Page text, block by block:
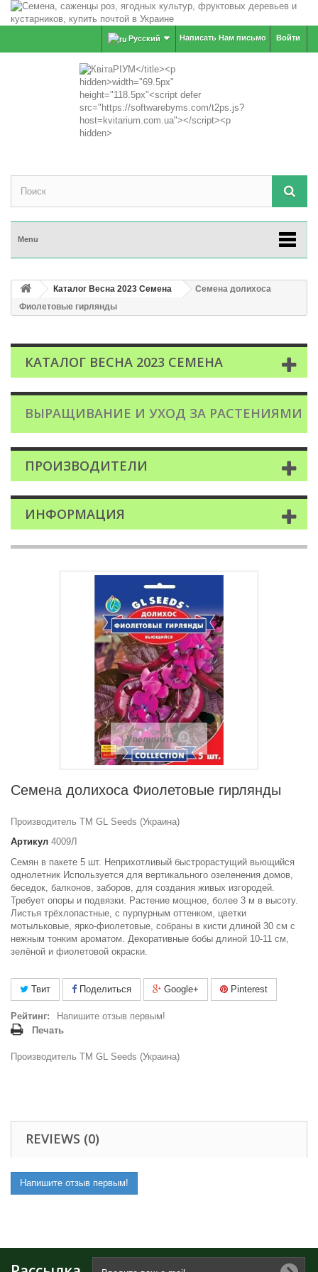
Войти
Написать Нам письмо
Русский
Menu
Каталог Весна 2023 Семена
Семена долихоса
Фиолетовые гирлянды
КАТАЛОГ ВЕСНА 2023 СЕМЕНА
ВЫРАЩИВАНИЕ И УХОД ЗА РАСТЕНИЯМИ
ПРОИЗВОДИТЕЛИ
ИНФОРМАЦИЯ
Увеличить
Семена долихоса Фиолетовые гирлянды
Производитель ТМ GL Seeds (Украина)
Артикул 4009Л
Семян в пакете 5 шт. Неприхотливый быстрорастущий вьющийся
однолетник Используется для вертикального озеленения домов,
беседок, балконов, заборов, для создания живых изгородей.
Требует опоры и подвязки. Растение мощное, более 3 м в высоту.
Листья трёхлопастные, с пурпурным оттенком, цветки
мотыльковые, ярко-фиолетовые, собраны в кисти длиной 30 см с
нежным тонким ароматом. Декоративные бобы длиной 10-11 см,
зелёной и фиолетовой окраски.
Твит Поделиться Google+ Pinterest
Рейтинг:
Напишите отзыв первым!
Печать
Производитель ТМ GL Seeds (Украина)
REVIEWS (0)
Напишите отзыв первым!